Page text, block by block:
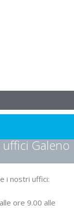
Galeno
i nostri uffici:
ore 9.00 alle